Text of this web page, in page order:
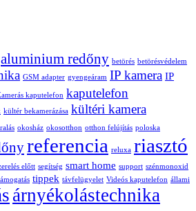
aluminium redőny betörés betörésvédelem
GSM adapter gyengeáram IP kamera IP
kaputelefon kaputelefon
kültér bekamerázása kültéri kamera
okosház okosotthon otthon felújítás poloska
referencia reluxa riasztó
előtt segítség smart home support szénmonoxid
tippek távfelügyelet Videós kaputelefon állami
árnyékolástechnika